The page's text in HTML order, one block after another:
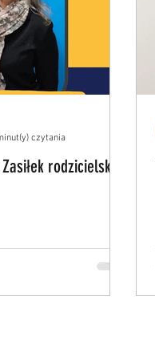
rodzicielski
czytania